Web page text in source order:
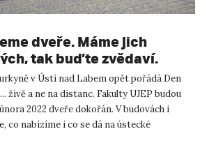
dveře. Máme jich
tak buďte zvědaví.
v Ústí nad Labem opět pořádá Den
živě a ne na distanc. Fakulty UJEP budou
2022 dveře dokořán. V budovách i
co nabízíme i co se dá na ústecké